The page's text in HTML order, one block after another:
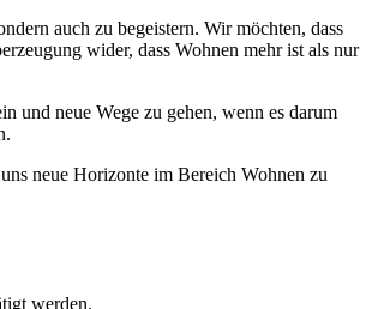
auch zu begeistern. Wir möchten, dass
wider, dass Wohnen mehr ist als nur
und neue Wege zu gehen, wenn es darum
neue Horizonte im Bereich Wohnen zu
werden.